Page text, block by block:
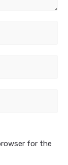
for the